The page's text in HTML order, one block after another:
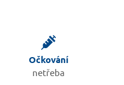
Očkování
netřeba